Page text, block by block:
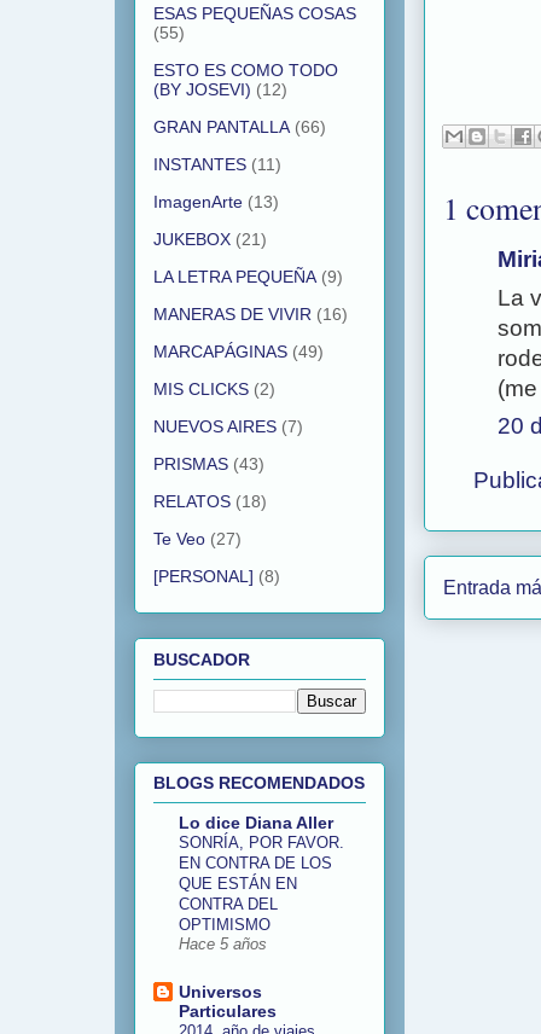
1
La
20
Entrada
ESAS PEQUEÑAS COSAS
(55)
ESTO ES COMO TODO
(BY JOSEVI) (12)
GRAN PANTALLA (66)
INSTANTES (11)
ImagenArte (13)
JUKEBOX (21)
LA LETRA PEQUEÑA (9)
MANERAS DE VIVIR (16)
MARCAPÁGINAS (49)
MIS CLICKS (2)
NUEVOS AIRES (7)
PRISMAS (43)
RELATOS (18)
Te Veo (27)
[PERSONAL] (8)
BUSCADOR
BLOGS RECOMENDADOS
Lo dice Diana Aller
SONRÍA, POR FAVOR.
EN CONTRA DE LOS
QUE ESTÁN EN
CONTRA DEL
OPTIMISMO
Hace 5 años
Universos
Particulares